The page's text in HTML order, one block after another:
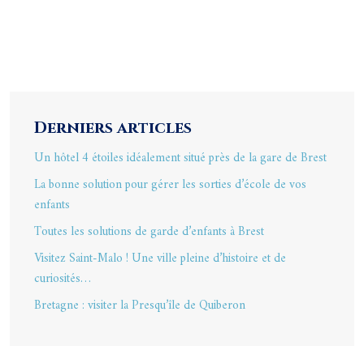
Derniers articles
Un hôtel 4 étoiles idéalement situé près de la gare de Brest
La bonne solution pour gérer les sorties d’école de vos
enfants
Toutes les solutions de garde d’enfants à Brest
Visitez Saint-Malo ! Une ville pleine d’histoire et de
curiosités…
Bretagne : visiter la Presqu’île de Quiberon